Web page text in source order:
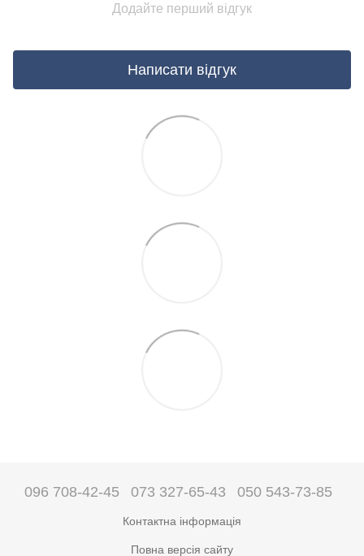
Додайте перший відгук
Написати відгук
096 708-42-45 073 327-65-43 050 543-73-85
Контактна інформація
Повна версія сайту